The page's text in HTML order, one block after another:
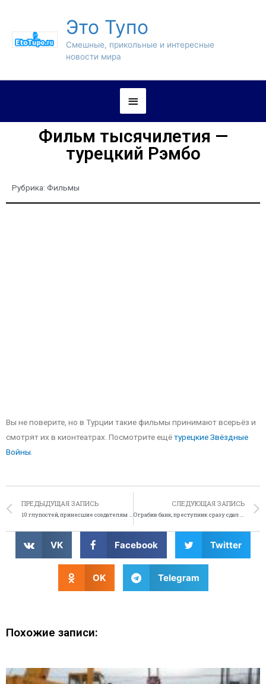
Это Тупо
Смешные, прикольные и интересные
новости мира
Фильм тысячилетия —
турецкий Рэмбо
Рубрика: Фильмы
Вы не поверите, но в Турции такие фильмы принимают всерьёз и
смотрят их в кионтеатрах. Посмотрите ещётурецкие Звёздные
Войны.
ПРЕДЫДУЩАЯ ЗАПИСЬ
10 глупостей, принесшие создателям миллионы
СЛЕДУЮЩАЯ ЗАПИСЬ
Ограбив банк, преступник сразу сдал себя полиции
VK Facebook Twitter
OK Telegram
Похожие записи: